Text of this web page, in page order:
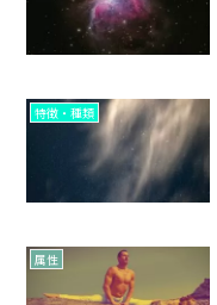
特徴・種類
属性